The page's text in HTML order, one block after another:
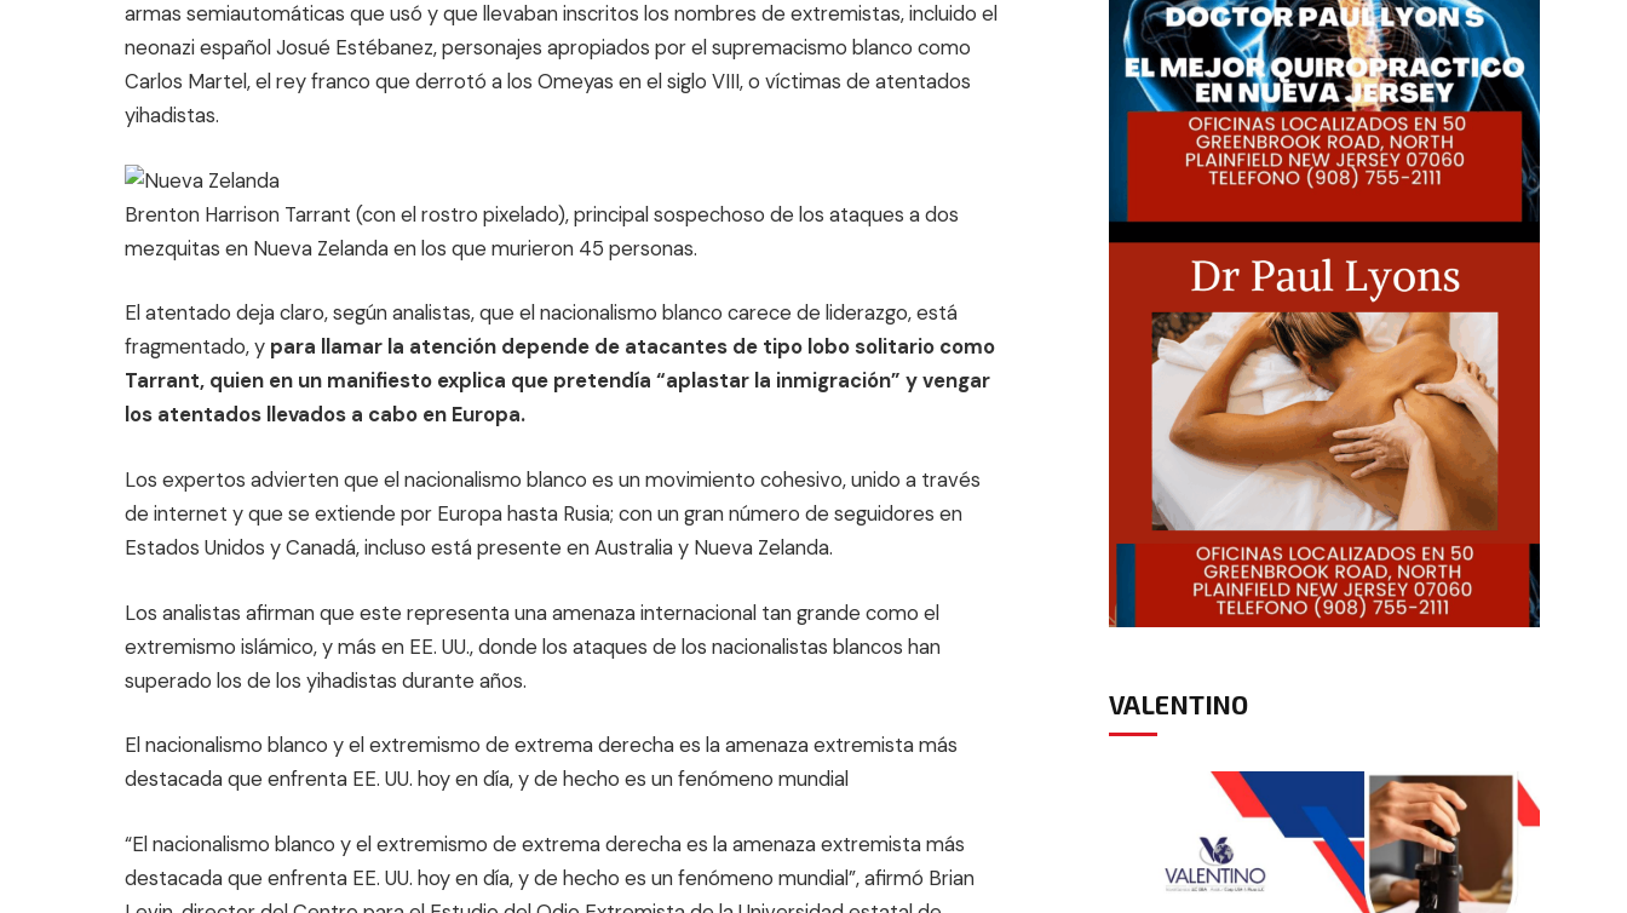
armas semiautomáticas que usó y que llevaban inscritos los nombres de extremistas, incluido el
neonazi español Josué Estébanez, personajes apropiados por el supremacismo blanco como
Carlos Martel, el rey franco que derrotó a los Omeyas en el siglo VIII, o víctimas de atentados
yihadistas.
Brenton Harrison Tarrant (con el rostro pixelado), principal sospechoso de los ataques a dos
mezquitas en Nueva Zelanda en los que murieron 45 personas.
El atentado deja claro, según analistas, que el nacionalismo blanco carece de liderazgo, está
fragmentado, y para llamar la atención depende de atacantes de tipo lobo solitario como
Tarrant, quien en un manifiesto explica que pretendía “aplastar la inmigración” y vengar
los atentados llevados a cabo en Europa.
Los expertos advierten que el nacionalismo blanco es un movimiento cohesivo, unido a través
de internet y que se extiende por Europa hasta Rusia; con un gran número de seguidores en
Estados Unidos y Canadá, incluso está presente en Australia y Nueva Zelanda.
Los analistas afirman que este representa una amenaza internacional tan grande como el
extremismo islámico, y más en EE. UU., donde los ataques de los nacionalistas blancos han
superado los de los yihadistas durante años.
El nacionalismo blanco y el extremismo de extrema derecha es la amenaza extremista más
destacada que enfrenta EE. UU. hoy en día, y de hecho es un fenómeno mundial
“El nacionalismo blanco y el extremismo de extrema derecha es la amenaza extremista más
destacada que enfrenta EE. UU. hoy en día, y de hecho es un fenómeno mundial”, afirmó Brian
VALENTINO